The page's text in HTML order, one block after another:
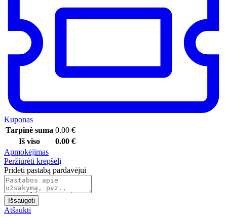
Kuponas
Tarpinė suma 0.00 €
Iš viso
0.00 €
Apmokėjimas
Peržiūrėti krepšelį
Pridėti pastabą pardavėjui
Išsaugoti
Atšaukti